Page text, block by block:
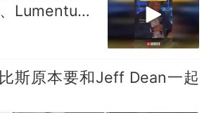
Lumentum
斯原本要和Jeff Dean一起